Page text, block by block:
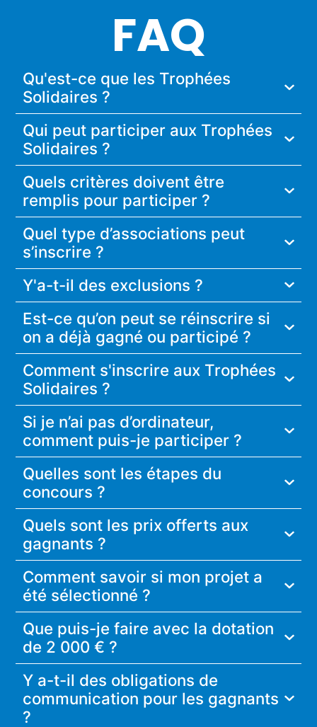
FAQ
Qu'est-ce que les Trophées
Solidaires ?
Qui peut participer aux Trophées
Solidaires ?
Quels critères doivent être
remplis pour participer ?
Quel type d’associations peut
s’inscrire ?
Y'a-t-il des exclusions ?
Est-ce qu’on peut se réinscrire si
on a déjà gagné ou participé ?
Comment s'inscrire aux Trophées
Solidaires ?
Si je n’ai pas d’ordinateur,
comment puis-je participer ?
Quelles sont les étapes du
concours ?
Quels sont les prix offerts aux
gagnants ?
Comment savoir si mon projet a
été sélectionné ?
Que puis-je faire avec la dotation
de 2 000 € ?
Y a-t-il des obligations de
communication pour les gagnants
?